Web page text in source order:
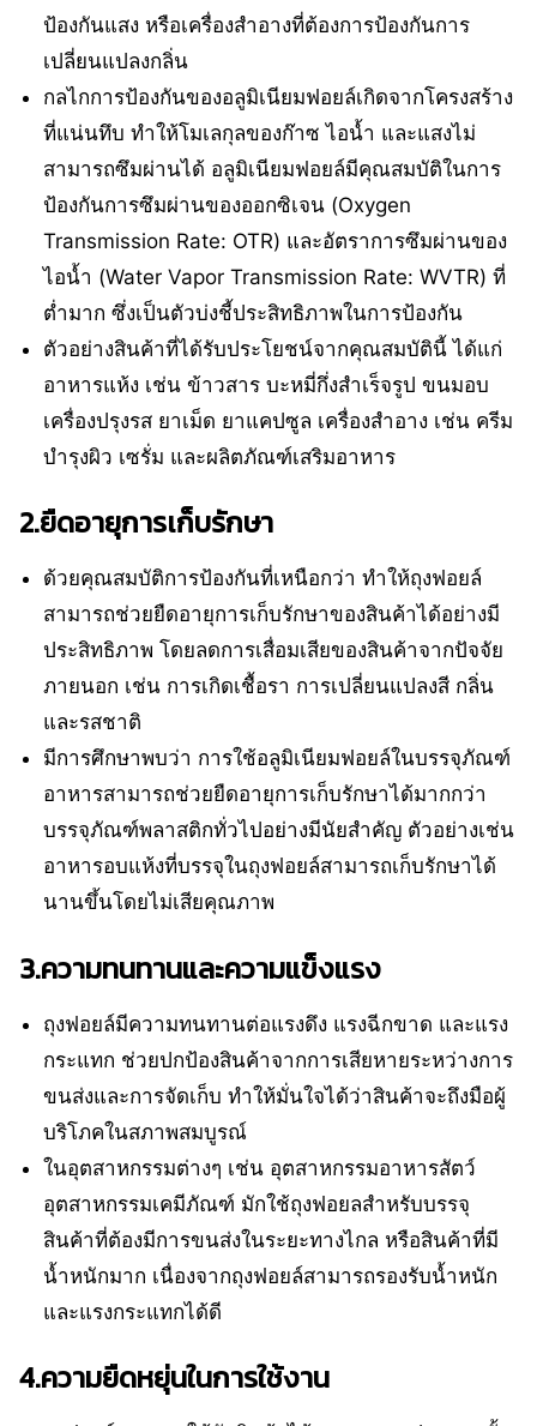
ป้องกันแสง หรือเครื่องสำอางที่ต้องการป้องกันการ
เปลี่ยนแปลงกลิ่น
กลไกการป้องกันของอลูมิเนียมฟอยล์เกิดจากโครงสร้าง
ที่แน่นทึบ ทำให้โมเลกุลของก๊าซ ไอน้ำ และแสงไม่
สามารถซึมผ่านได้ อลูมิเนียมฟอยล์มีคุณสมบัติในการ
ป้องกันการซึมผ่านของออกซิเจน (Oxygen
Transmission Rate: OTR) และอัตราการซึมผ่านของ
ไอน้ำ (Water Vapor Transmission Rate: WVTR) ที่
ต่ำมาก ซึ่งเป็นตัวบ่งชี้ประสิทธิภาพในการป้องกัน
ตัวอย่างสินค้าที่ได้รับประโยชน์จากคุณสมบัตินี้ ได้แก่
อาหารแห้ง เช่น ข้าวสาร บะหมี่กึ่งสำเร็จรูป ขนมอบ
เครื่องปรุงรส ยาเม็ด ยาแคปซูล เครื่องสำอาง เช่น ครีม
บำรุงผิว เซรั่ม และผลิตภัณฑ์เสริมอาหาร
2.ยืดอายุการเก็บรักษา
ด้วยคุณสมบัติการป้องกันที่เหนือกว่า ทำให้ถุงฟอยล์
สามารถช่วยยืดอายุการเก็บรักษาของสินค้าได้อย่างมี
ประสิทธิภาพ โดยลดการเสื่อมเสียของสินค้าจากปัจจัย
ภายนอก เช่น การเกิดเชื้อรา การเปลี่ยนแปลงสี กลิ่น
และรสชาติ
มีการศึกษาพบว่า การใช้อลูมิเนียมฟอยล์ในบรรจุภัณฑ์
อาหารสามารถช่วยยืดอายุการเก็บรักษาได้มากกว่า
บรรจุภัณฑ์พลาสติกทั่วไปอย่างมีนัยสำคัญ ตัวอย่างเช่น
อาหารอบแห้งที่บรรจุในถุงฟอยล์สามารถเก็บรักษาได้
นานขึ้นโดยไม่เสียคุณภาพ
3.ความทนทานและความแข็งแรง
ถุงฟอยล์มีความทนทานต่อแรงดึง แรงฉีกขาด และแรง
กระแทก ช่วยปกป้องสินค้าจากการเสียหายระหว่างการ
ขนส่งและการจัดเก็บ ทำให้มั่นใจได้ว่าสินค้าจะถึงมือผู้
บริโภคในสภาพสมบูรณ์
ในอุตสาหกรรมต่างๆ เช่น อุตสาหกรรมอาหารสัตว์
อุตสาหกรรมเคมีภัณฑ์ มักใช้ถุงฟอยลสำหรับบรรจุ
สินค้าที่ต้องมีการขนส่งในระยะทางไกล หรือสินค้าที่มี
น้ำหนักมาก เนื่องจากถุงฟอยล์สามารถรองรับน้ำหนัก
และแรงกระแทกได้ดี
4.ความยืดหยุ่นในการใช้งาน